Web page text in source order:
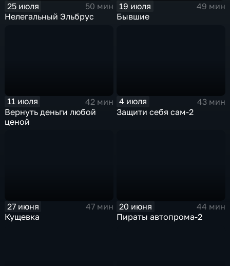
25 июля
50 мин
Нелегальный Эльбрус
19 июля
49 мин
Бывшие
11 июля
42 мин
Вернуть деньги любой
ценой
4 июля
43 мин
Защити себя сам-2
27 июня
47 мин
Кущевка
20 июня
44 мин
Пираты автопрома-2